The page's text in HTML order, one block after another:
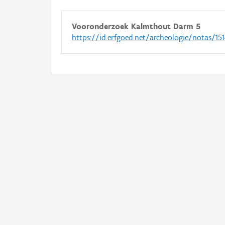
Vooronderzoek Kalmthout Darm 5
https://id.erfgoed.net/archeologie/notas/